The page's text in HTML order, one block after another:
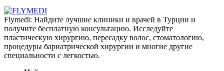
Flymedi: Найдите лучшие клиники и врачей в Турции и
получите бесплатную консультацию. Исследуйте
пластическую хирургию, пересадку волос, стоматологию,
процедуры бариатрической хирургии и многие другие
специальности с легкостью.